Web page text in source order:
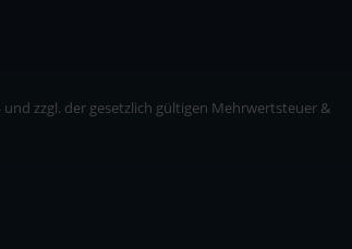
zzgl. der gesetzlich gültigen Mehrwertsteuer &